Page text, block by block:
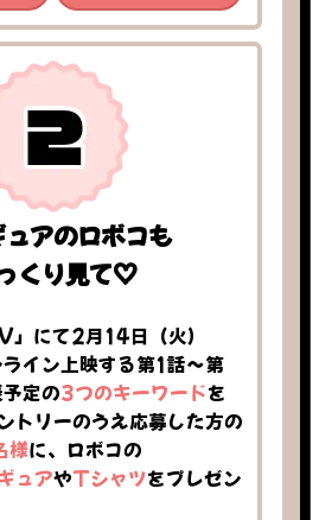
アのロボコも
くり見て♡
にて2月14日（火）
イン上映する第1話～第
定の3つのキーワードを
トリーのうえ応募した方の
様に、ロボコの
ュアやTシャツをプレゼン